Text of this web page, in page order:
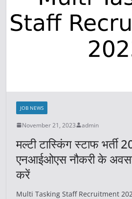
JOB NEWS
November 21, 2023 admin
मल्टी टास्किंग स्टाफ भर्ती
एनआईओएस नौकरी के
करें
Multi Tasking Staff Recruitment 2023 :